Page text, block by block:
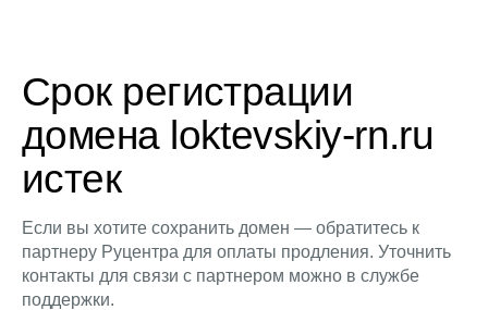
Срок регистрации
домена loktevskiy-rn.ru
истек
Если вы хотите сохранить домен — обратитесь к
партнеру Руцентра для оплаты продления. Уточнить
контакты для связи с партнером можно в службе
поддержки.